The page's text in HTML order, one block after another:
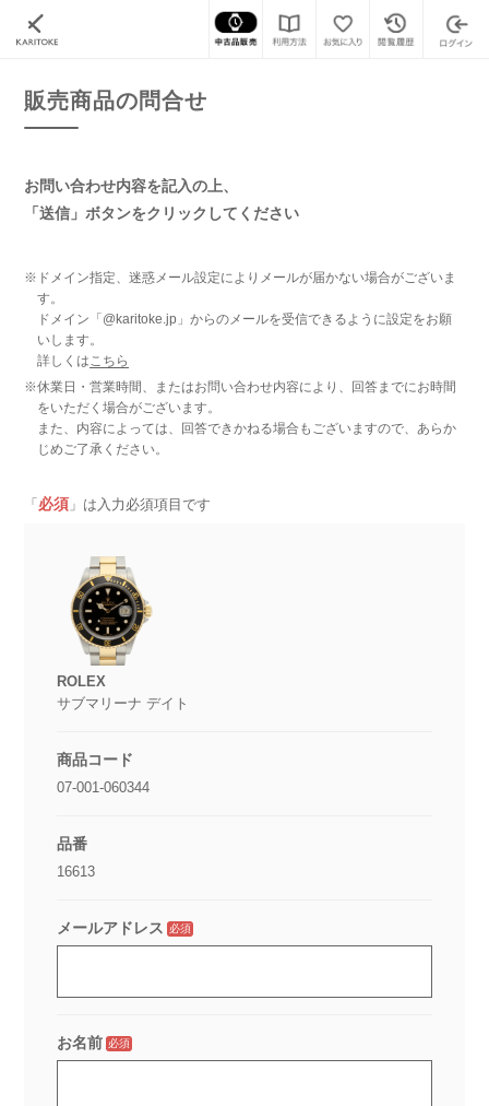
カリトケ 販売商品の問合せ
販売商品の問合せ
お問い合わせ内容を記入の上、
「送信」ボタンをクリックしてください
※ドメイン指定、迷惑メール設定によりメールが届かない場合がございま
す。
ドメイン「@karitoke.jp」からのメールを受信できるように設定をお願
いします。
詳しくはこちら
※休業日・営業時間、またはお問い合わせ内容により、回答までにお時間
をいただく場合がございます。
また、内容によっては、回答できかねる場合もございますので、あらか
じめご了承ください。
「 必須 」は入力必須項目です
ROLEX
サブマリーナ デイト
商品コード
07-001-060344
品番
16613
メールアドレス 必須
お名前 必須